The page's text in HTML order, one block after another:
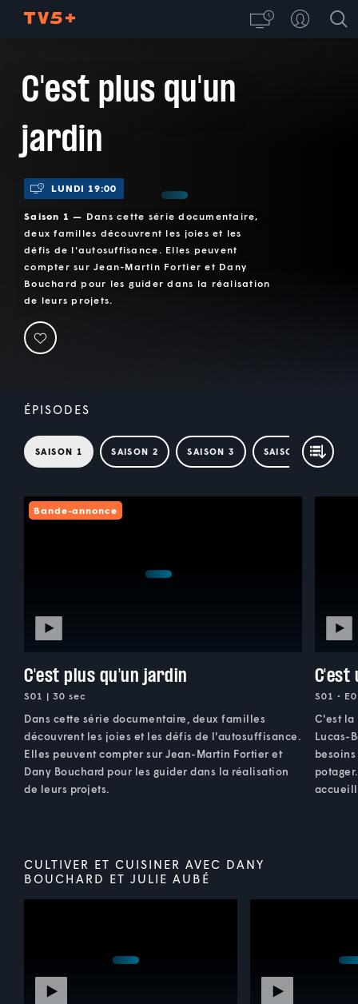
C'est plus qu'un
jardin
LUNDI 19:00
Saison 1 — Dans cette série documentaire,
deux familles découvrent les joies et les
défis de l'autosuffisance. Elles peuvent
compter sur Jean-Martin Fortier et Dany
Bouchard pour les guider dans la réalisation
de leurs projets.
ÉPISODES
SAISON 1 SAISON 2 SAISON 3 SAISON 4
Bande-annonce
C'est plus qu'un jardin
S01 | 30 sec
Dans cette série documentaire, deux familles
découvrent les joies et les défis de l'autosuffisance.
Elles peuvent compter sur Jean-Martin Fortier et
Dany Bouchard pour les guider dans la réalisation
de leurs projets.
C'est
S01 •
C'est la
Lucas-
CULTIVER ET CUISINER AVEC DANY
BOUCHARD ET JULIE AUBÉ